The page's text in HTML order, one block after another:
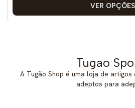
VER OPÇÕES
Tugao
A Tugão Shop é uma loja de
adeptos para